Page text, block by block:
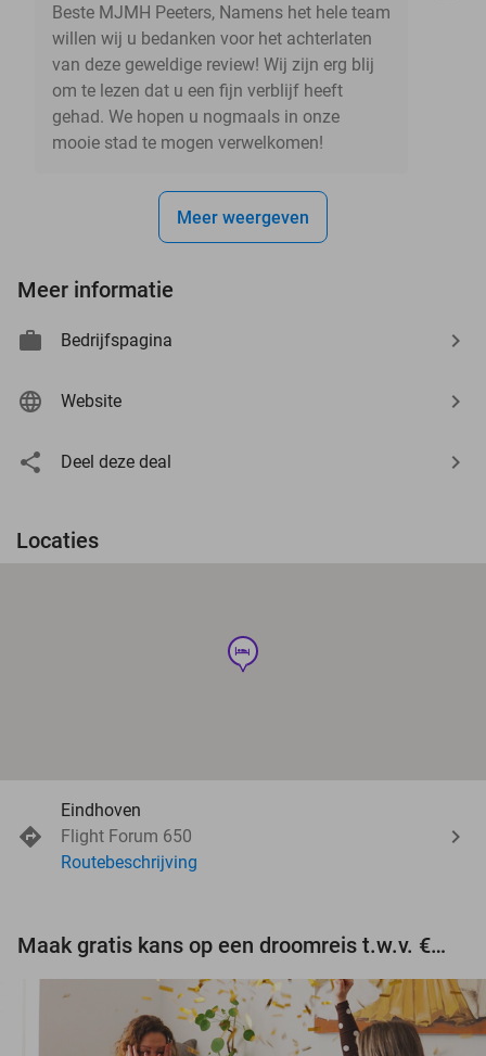
Beste MJMH Peeters, Namens het hele team
willen wij u bedanken voor het achterlaten
van deze geweldige review! Wij zijn erg blij
om te lezen dat u een fijn verblijf heeft
gehad. We hopen u nogmaals in onze
mooie stad te mogen verwelkomen!
Meer weergeven
Meer informatie
Bedrijfspagina
Website
Deel deze deal
Locaties
hotel
Eindhoven
Flight Forum 650
Routebeschrijving
Maak gratis kans op een droomreis t.w.v. €3.000!